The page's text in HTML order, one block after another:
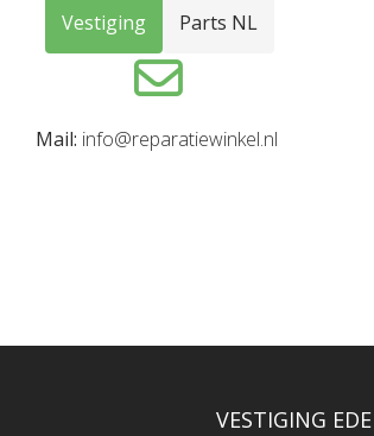
Vestiging Parts NL
Mail: info@reparatiewinkel.nl
VESTIGING EDE